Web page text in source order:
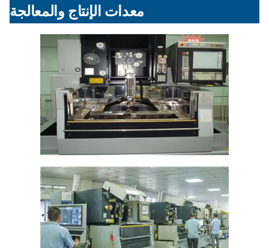
معدات الإنتاج والمعالجة